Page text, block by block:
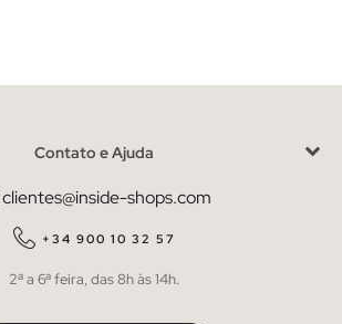
Contato e Ajuda
clientes@inside-shops.com
+34 900 10 32 57
2ª a 6ª feira, das 8h às 14h.